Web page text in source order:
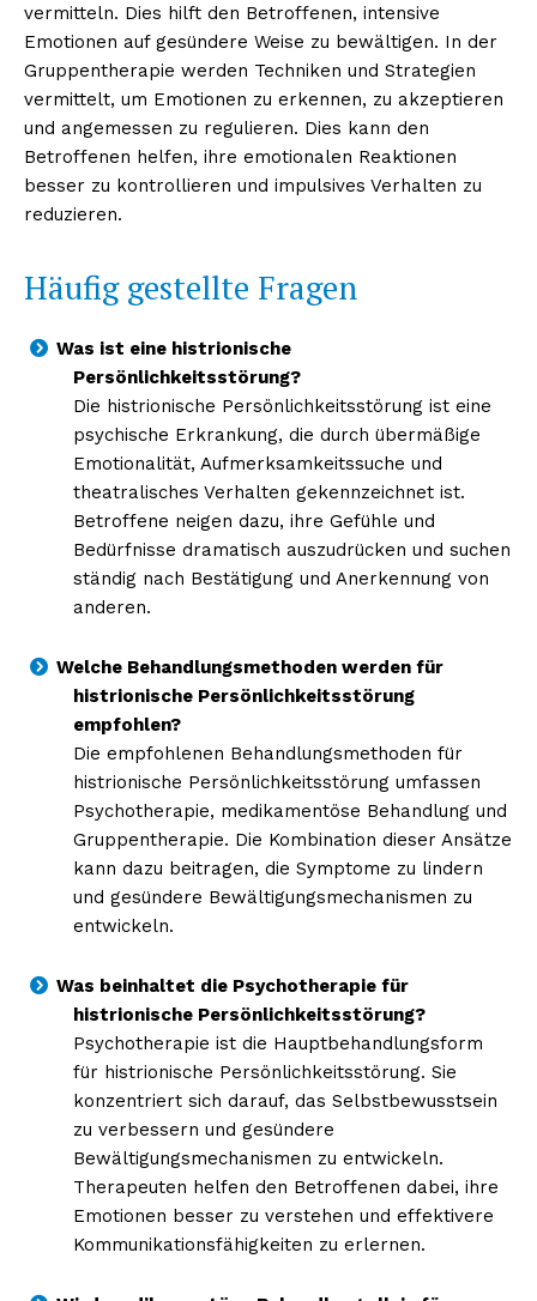
vermitteln. Dies hilft den Betroffenen, intensive
Emotionen auf gesündere Weise zu bewältigen. In der
Gruppentherapie werden Techniken und Strategien
vermittelt, um Emotionen zu erkennen, zu akzeptieren
und angemessen zu regulieren. Dies kann den
Betroffenen helfen, ihre emotionalen Reaktionen
besser zu kontrollieren und impulsives Verhalten zu
reduzieren.
Häufig gestellte Fragen
Was ist eine histrionische
Persönlichkeitsstörung?
Die histrionische Persönlichkeitsstörung ist eine
psychische Erkrankung, die durch übermäßige
Emotionalität, Aufmerksamkeitssuche und
theatralisches Verhalten gekennzeichnet ist.
Betroffene neigen dazu, ihre Gefühle und
Bedürfnisse dramatisch auszudrücken und suchen
ständig nach Bestätigung und Anerkennung von
anderen.
Welche Behandlungsmethoden werden für
histrionische Persönlichkeitsstörung
empfohlen?
Die empfohlenen Behandlungsmethoden für
histrionische Persönlichkeitsstörung umfassen
Psychotherapie, medikamentöse Behandlung und
Gruppentherapie. Die Kombination dieser Ansätze
kann dazu beitragen, die Symptome zu lindern
und gesündere Bewältigungsmechanismen zu
entwickeln.
Was beinhaltet die Psychotherapie für
histrionische Persönlichkeitsstörung?
Psychotherapie ist die Hauptbehandlungsform
für histrionische Persönlichkeitsstörung. Sie
konzentriert sich darauf, das Selbstbewusstsein
zu verbessern und gesündere
Bewältigungsmechanismen zu entwickeln.
Therapeuten helfen den Betroffenen dabei, ihre
Emotionen besser zu verstehen und effektivere
Kommunikationsfähigkeiten zu erlernen.